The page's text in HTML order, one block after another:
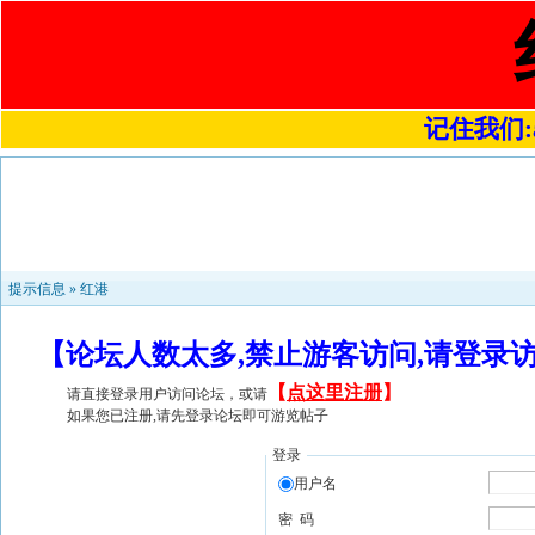
记住我们
提示信息 » 红港
【论坛人数太多,禁止游客访问,请登
请直接登录用户访问论坛，或请 【 点这里注册】
如果您已注册,请先登录论坛即可游览帖子
登录
用户名
密 码